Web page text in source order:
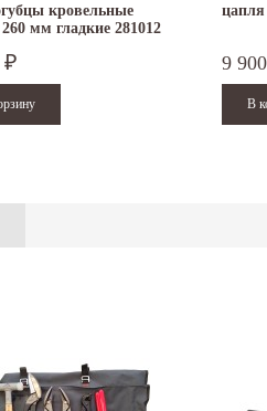
кровельные
мм гладкие 281012
₽ 9 900